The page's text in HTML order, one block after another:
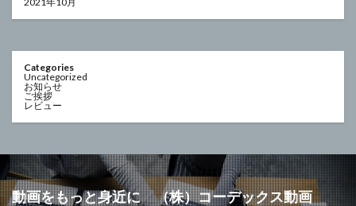
Categories
Uncategorized
お知らせ
ご挨拶
レビュー
動画をもっと身近に （株）コーデックス動画